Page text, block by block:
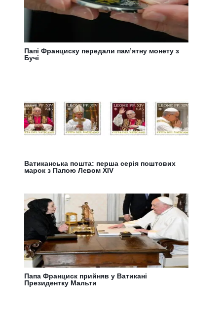
Папі Франциску передали пам’ятну монету з
Бучі
Ватиканська пошта: перша серія поштових
марок з Папою Левом XIV
Папа Франциск прийняв у Ватикані
Президентку Мальти